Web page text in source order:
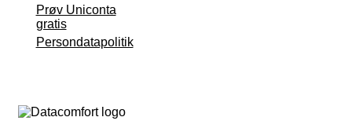
Prøv Uniconta
gratis
Persondatapolitik